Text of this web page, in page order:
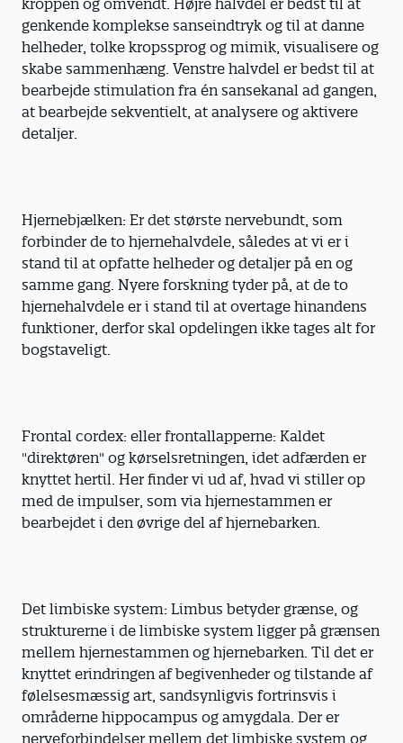
kroppen og omvendt. Højre halvdel er bedst til at
genkende komplekse sanseindtryk og til at danne
helheder, tolke kropssprog og mimik, visualisere og
skabe sammenhæng. Venstre halvdel er bedst til at
bearbejde stimulation fra én sansekanal ad gangen,
at bearbejde sekventielt, at analysere og aktivere
detaljer.
Hjernebjælken: Er det største nervebundt, som
forbinder de to hjernehalvdele, således at vi er i
stand til at opfatte helheder og detaljer på en og
samme gang. Nyere forskning tyder på, at de to
hjernehalvdele er i stand til at overtage hinandens
funktioner, derfor skal opdelingen ikke tages alt for
bogstaveligt.
Frontal cordex: eller frontallapperne: Kaldet
"direktøren" og kørselsretningen, idet adfærden er
knyttet hertil. Her finder vi ud af, hvad vi stiller op
med de impulser, som via hjernestammen er
bearbejdet i den øvrige del af hjernebarken.
Det limbiske system: Limbus betyder grænse, og
strukturerne i de limbiske system ligger på grænsen
mellem hjernestammen og hjernebarken. Til det er
knyttet erindringen af begivenheder og tilstande af
følelsesmæssig art, sandsynligvis fortrinsvis i
områderne hippocampus og amygdala. Der er
nerveforbindelser mellem det limbiske system og